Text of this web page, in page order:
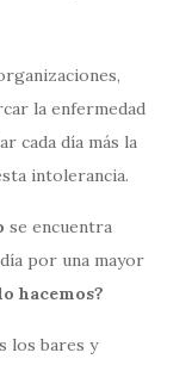
la enfermedad
cada día más la
intolerancia.
se encuentra
por una mayor
hacemos?
los bares y